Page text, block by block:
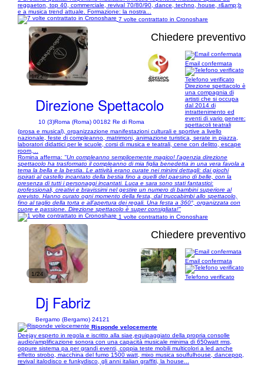
reggaeton, top 40, commerciale, revival 70/80/90, dance, techno, house, r&amp;b
e a musica trend attuale. Formazione: la nostra...
7 volte contrattato in Cronoshare
1/22
Chiedere preventivo
Direzione Spettacolo
10 (3)Roma (Roma) 00182 Re di Roma
Email confermata
Telefono verificato
Direzione spettacolo è
una compagnia di
artisti che si occupa
dal 2014 di
intrattenimento ed
eventi di vario genere:
spettacoli teatrali
(prosa e musical), organizzazione manifestazioni culturali e sportive a livello
nazionale, feste di compleanno, matrimoni, animazione turistica, serate in piazza,
laboratori didattici per le scuole, corsi di musica e teatrali, cene con delitto, escape
room,...
Romina afferma: "Un compleanno semplicemente magico! l'agenzia direzione
spettacolo ha trasformato il compleanno di mia figlia benedetta in una vera favola a
tema la bella e la bestia. Le attività erano curate nei minimi dettagli: dai giochi
ispirati al castello incantato della bestia fino a quelli del paesino di belle, con la
presenza di tutti i personaggi incantati. Luca e sara sono stati fantastici:
professionali, creativi e bravissimi nel gestire un numero di bambini superiore al
previsto. Hanno curato ogni momento della festa, dal truccabimbi allo spettacolo,
fino al taglio della torta e all’apertura dei regali. Una festa a 360°, organizzata con
cuore e passione. Direzione spettacolo è super consigliata!"
1 volte contrattato in Cronoshare
1/24
Chiedere preventivo
Dj Fabriz
Bergamo (Bergamo) 24121
Email confermata
Telefono verificato
Risponde velocemente
Deejay esperto in regola e iscritto alla siae,equipaggiato della propria consolle
audio/amplificazione sonora con una capacità musicale minima di 650watt rms,
oppure sistema pa per grandi eventi, coppia teste mobili multicolori a led anche
effetto strobo, macchina del fumo 1500 watt, mixo musica soulfulhouse, dancepop,
revival italodisco e funkydisco, gli anni italian graffiti, la house...